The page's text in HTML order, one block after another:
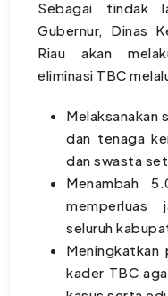
Sebagai tindak
Gubernur, Dinas
Riau akan
eliminasi TBC
Melaksanakan
dan tenaga
dan swasta
Menambah
seluruh
Meningkatkan
kader TBC